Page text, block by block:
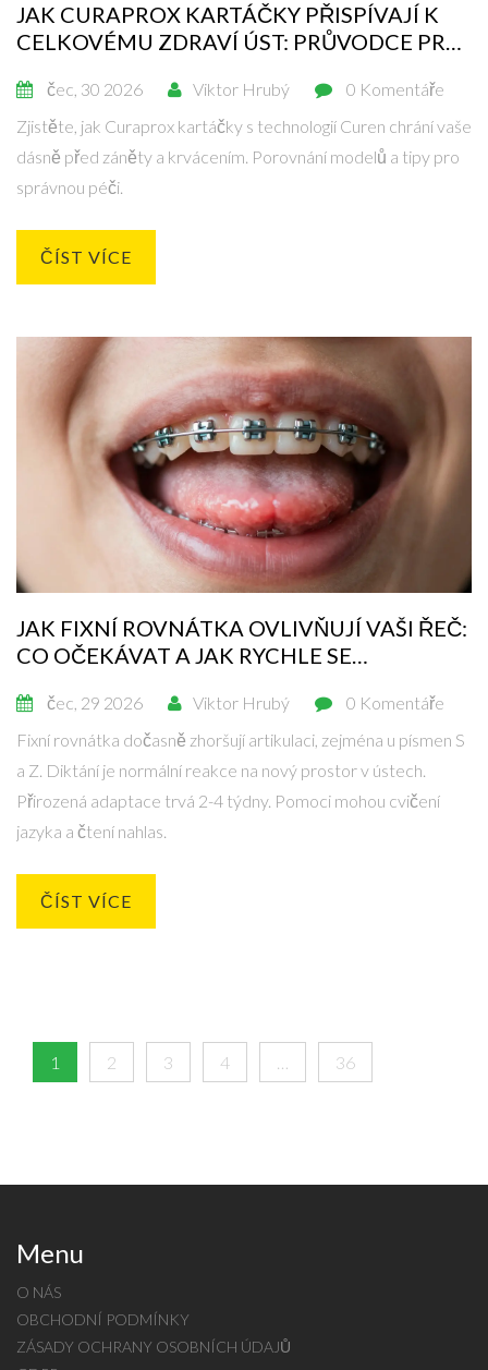
JAK CURAPROX KARTÁČKY PŘISPÍVAJÍ K
CELKOVÉMU ZDRAVÍ ÚST: PRŮVODCE PRO
čec, 30 2026 Viktor Hrubý
0 Komentáře
Zjistěte, jak Curaprox kartáčky s technologií Curen chrání vaše
dásně před záněty a krvácením. Porovnání modelů a tipy pro
správnou péči.
ČÍST VÍCE
JAK FIXNÍ ROVNÁTKA OVLIVŇUJÍ VAŠI ŘEČ:
CO OČEKÁVAT A JAK RYCHLE SE
čec, 29 2026 Viktor Hrubý
0 Komentáře
Fixní rovnátka dočasně zhoršují artikulaci, zejména u písmen S
a Z. Diktání je normální reakce na nový prostor v ústech.
Přirozená adaptace trvá 2-4 týdny. Pomoci mohou cvičení
jazyka a čtení nahlas.
ČÍST VÍCE
1 2 3 4 36
Menu
O NÁS
OBCHODNÍ PODMÍNKY
ZÁSADY OCHRANY OSOBNÍCH ÚDAJŮ